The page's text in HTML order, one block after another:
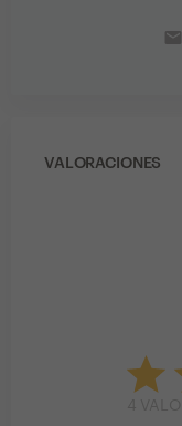
email
VALORACIONES